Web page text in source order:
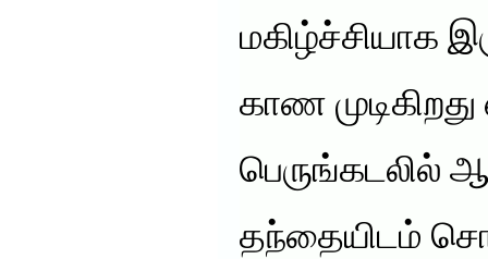
மகிழ்ச்சியாக
காண
பெருங்கடலில்
தந்தையிடம்